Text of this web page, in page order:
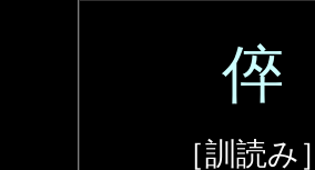
倅
［訓読み］